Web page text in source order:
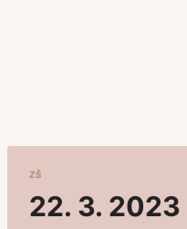
ZŠ
22. 3. 2023